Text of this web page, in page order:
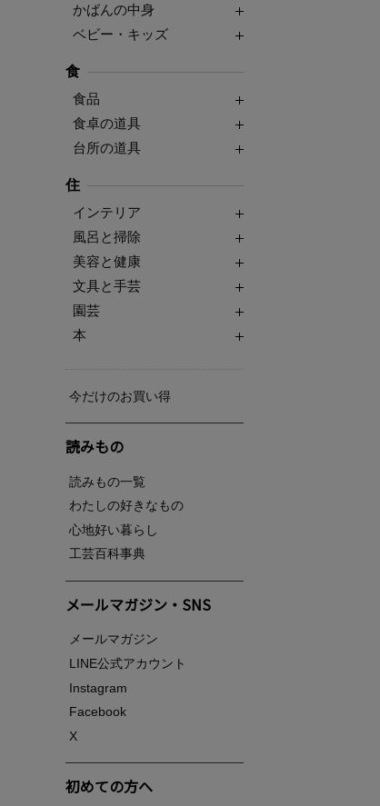
かばんの中身
ベビー・キッズ
食
食品
食卓の道具
台所の道具
住
インテリア
風呂と掃除
美容と健康
文具と手芸
園芸
本
今だけのお買い得
読みもの
読みもの一覧
わたしの好きなもの
心地好い暮らし
工芸百科事典
メールマガジン・SNS
メールマガジン
LINE公式アカウント
Instagram
Facebook
X
初めての方へ